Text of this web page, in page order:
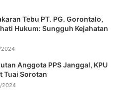
Tebu PT. PG. Gorontalo,
Hukum: Sungguh Kejahatan
Anggota PPS Janggal, KPU
Tuai Sorotan
2024